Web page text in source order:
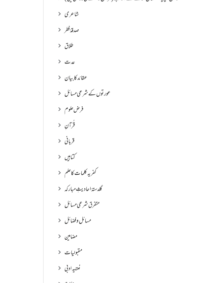
شاعری
صدقۂ فطر
طلاق
عدت
عقائد کا بیان
عورتوں کے شرعی مسائل
فرض علوم
قُرآنِ
قربانی
کتابیں
کفریہ کلمات کا علم
گلدستۂ احادیثِ مبارکہ
متفرق شرعی مسائل
مسائل و فضائل
مضامین
مقبولیات
نعتیہ ادبی